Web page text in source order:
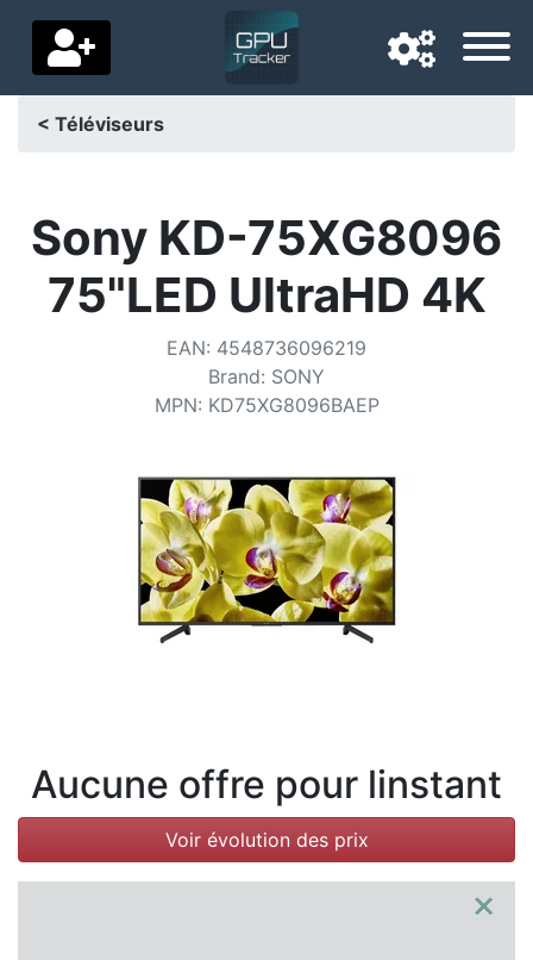
Pays de livraison
Accueil
Contactez-nous
< Téléviseurs
Sony KD-75XG8096
75"LED UltraHD 4K
EAN: 4548736096219
Brand: SONY
MPN: KD75XG8096BAEP
Aucune offre pour linstant
Voir évolution des prix
×